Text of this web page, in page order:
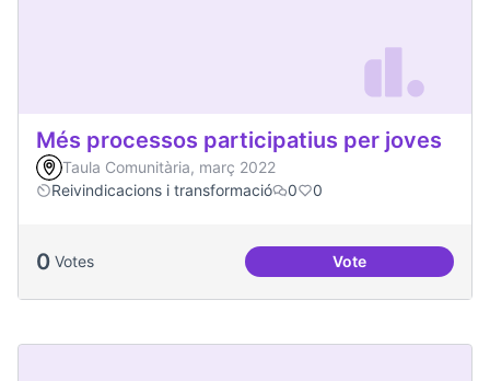
Més processos participatius per joves
Taula Comunitària, març 2022
Reivindicacions i transformació
0 0
0 Votes VoteMés processos